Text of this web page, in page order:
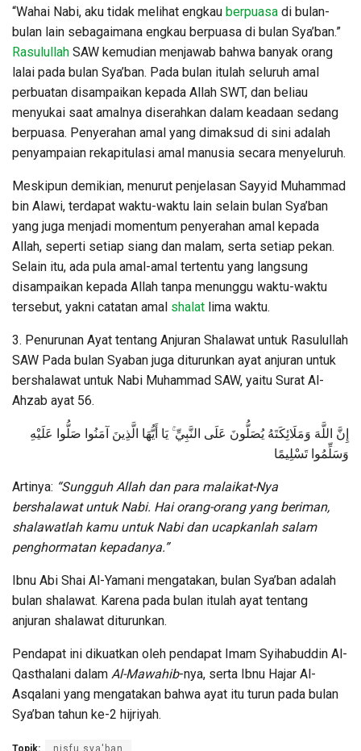
“Wahai Nabi, aku tidak melihat engkau berpuasa di bulan-
bulan lain sebagaimana engkau berpuasa di bulan Sya’ban.”
Rasulullah SAW kemudian menjawab bahwa banyak orang
lalai pada bulan Sya’ban. Pada bulan itulah seluruh amal
perbuatan disampaikan kepada Allah SWT, dan beliau
menyukai saat amalnya diserahkan dalam keadaan sedang
berpuasa. Penyerahan amal yang dimaksud di sini adalah
penyampaian rekapitulasi amal manusia secara menyeluruh.
Meskipun demikian, menurut penjelasan Sayyid Muhammad
bin Alawi, terdapat waktu-waktu lain selain bulan Sya’ban
yang juga menjadi momentum penyerahan amal kepada
Allah, seperti setiap siang dan malam, serta setiap pekan.
Selain itu, ada pula amal-amal tertentu yang langsung
disampaikan kepada Allah tanpa menunggu waktu-waktu
tersebut, yakni catatan amal shalat lima waktu.
3. Penurunan Ayat tentang Anjuran Shalawat untuk Rasulullah
SAW Pada bulan Syaban juga diturunkan ayat anjuran untuk
bershalawat untuk Nabi Muhammad SAW, yaitu Surat Al-
Ahzab ayat 56.
إِنَّ اللَّهَ وَمَلَائِكَتَهُ يُصَلُّونَ عَلَى النَّبِيِّ ۚ يَا أَيُّهَا الَّذِينَ آمَنُوا صَلُّوا عَلَيْهِ
وَسَلِّمُوا تَسْلِيمًا
Artinya: “Sungguh Allah dan para malaikat-Nya
bershalawat untuk Nabi. Hai orang-orang yang beriman,
shalawatlah kamu untuk Nabi dan ucapkanlah salam
penghormatan kepadanya.”
Ibnu Abi Shai Al-Yamani mengatakan, bulan Sya’ban adalah
bulan shalawat. Karena pada bulan itulah ayat tentang
anjuran shalawat diturunkan.
Pendapat ini dikuatkan oleh pendapat Imam Syihabuddin Al-
Qasthalani dalam Al-Mawahib-nya, serta Ibnu Hajar Al-
Asqalani yang mengatakan bahwa ayat itu turun pada bulan
Sya’ban tahun ke-2 hijriyah.
Topik: nisfu sya'ban